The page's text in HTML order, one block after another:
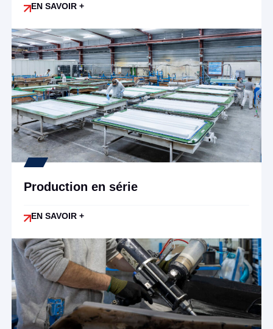
EN SAVOIR +
Production en série
EN SAVOIR +